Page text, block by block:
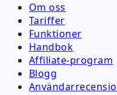
Om oss
Tariffer
Funktioner
Handbok
Affiliate-program
Blogg